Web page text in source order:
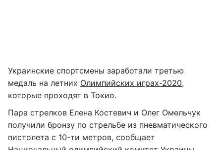
Украинские спортсмены заработали третью
медаль на летних Олимпийских играх-2020,
которые проходят в Токио.
Пара стрелков Елена Костевич и Олег Омельчук
получили бронзу по стрельбе из пневматического
пистолета с 10-ти метров, сообщает